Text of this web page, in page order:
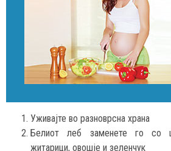
Уживајте во разноврсна храна
Белиот леб заменете го со
житарици, овошје и зеленчук